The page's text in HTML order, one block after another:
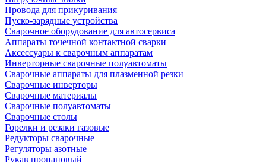
Провода для прикуривания
Пуско-зарядные устройства
Сварочное оборудование для автосервиса
Аппараты точечной контактной сварки
Аксессуары к сварочным аппаратам
Инверторные сварочные полуавтоматы
Сварочные аппараты для плазменной резки
Сварочные инверторы
Сварочные материалы
Сварочные полуавтоматы
Сварочные столы
Горелки и резаки газовые
Редукторы сварочные
Регуляторы азотные
Рукав пропановый